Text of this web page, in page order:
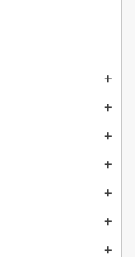
add
add
add
add
add
add
add